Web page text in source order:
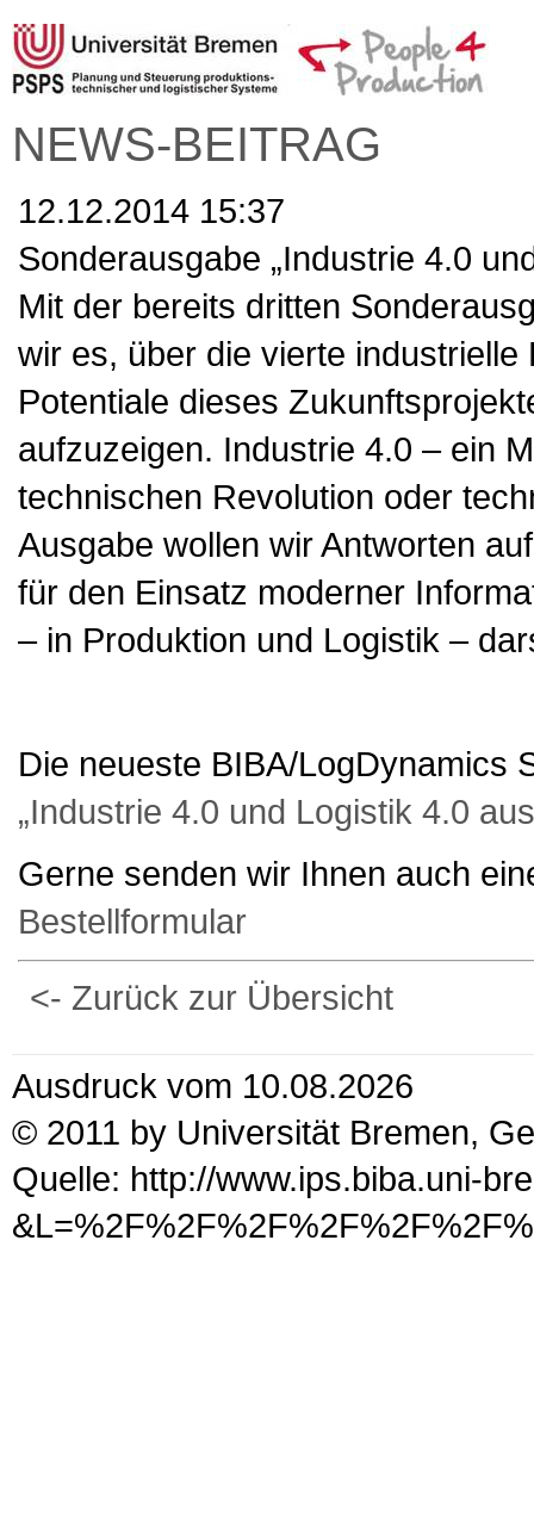
NEWS-BEITRAG
12.12.2014 15:37
Sonderausgabe „Industrie 4.0
Mit der bereits dritten
wir es, über die vierte
Potentiale dieses
aufzuzeigen. Industrie 4.0 – ein
technischen Revolution oder
Ausgabe wollen wir Antworten
für den Einsatz moderner
– in Produktion und Logistik –
Die neueste BIBA/LogDynamics
„Industrie 4.0 und Logistik 4.0
Gerne senden wir Ihnen auch
Bestellformular
<- Zurück zur Übersicht
Ausdruck vom 10.08.2026
© 2011 by Universität Bremen,
Quelle: http://www.ips.biba.uni-